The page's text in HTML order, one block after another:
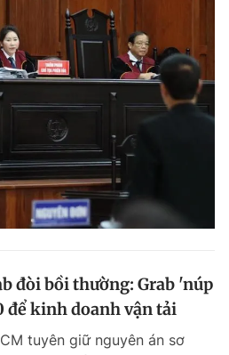
đòi bồi thường: Grab 'núp
để kinh doanh vận tải
tuyên giữ nguyên án sơ